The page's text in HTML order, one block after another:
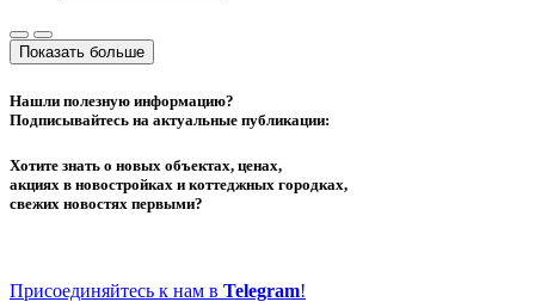
Показать больше
Нашли полезную информацию?
Подписывайтесь на актуальные публикации:
Хотите знать о новых объектах, ценах,
акциях в новостройках и коттеджных городках,
свежих новостях первыми?
Присоединяйтесь к нам в Telegram!